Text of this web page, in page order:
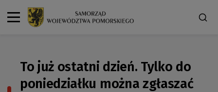
To już ostatni dzień. Tylko do
poniedziałku można zgłaszać